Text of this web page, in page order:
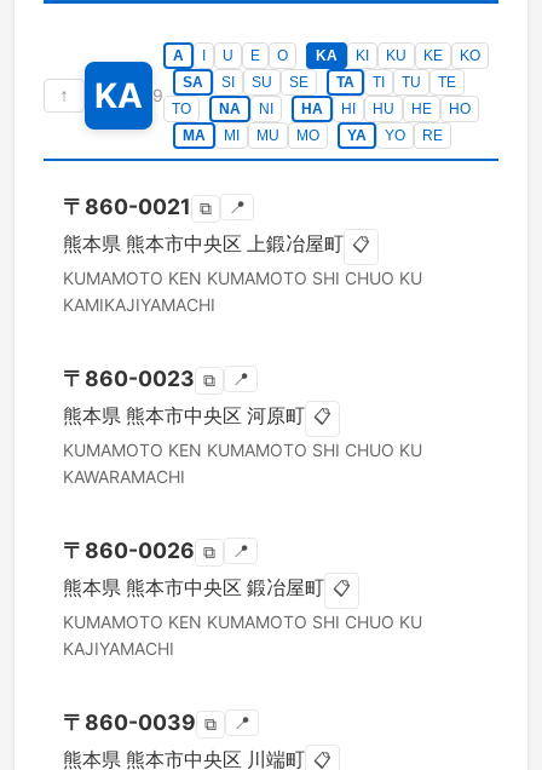
↑ KA 9
A U E O KA KI KU KE
KO
SA
SI SU SE TA TI TU
TE
TO
NA NI HA HI HU HE
HO
MA
MI MU MO YA YO RE
〒 860-0021 ⧉ 📍
熊本県 熊本市中央区 上鍛冶屋町 📋
KUMAMOTO KEN KUMAMOTO SHI CHUO KU
KAMIKAJIYAMACHI
〒 860-0023 ⧉ 📍
熊本県 熊本市中央区 河原町 📋
KUMAMOTO KEN KUMAMOTO SHI CHUO KU
KAWARAMACHI
〒 860-0026 ⧉ 📍
熊本県 熊本市中央区 鍛冶屋町 📋
KUMAMOTO KEN KUMAMOTO SHI CHUO KU
KAJIYAMACHI
〒 860-0039 ⧉ 📍
熊本県 熊本市中央区 川端町 📋